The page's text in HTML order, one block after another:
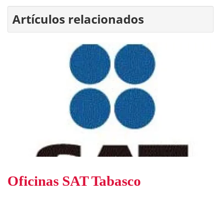
Artículos relacionados
Oficinas SAT Tabasco